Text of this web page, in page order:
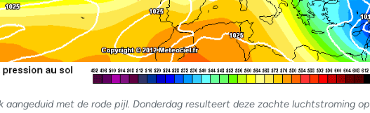
aangeduid met de rode pijl. Donderdag resulteert deze zachte luchtstroming op